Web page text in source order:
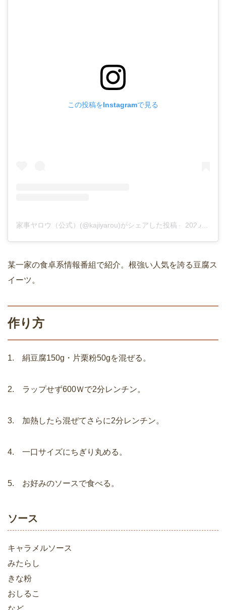
この投稿をInstagramで見る
家事ヤロウ（公式）(@kajiyarou)がシェアした投稿 – 2020年 1月月22日午前6時29分PST
某一家の食卓系情報番組で紹介。根強い人気を誇る豆腐ス
イーツ。
作り方
1. 絹豆腐150g・片栗粉50gを混ぜる。
2. ラップせず600Ｗで2分レンチン。
3. 加熱したら混ぜてさらに2分レンチン。
4. 一口サイズにちぎり丸める。
5. お好みのソースで食べる。
ソース
キャラメルソース
みたらし
きな粉
おしるこ